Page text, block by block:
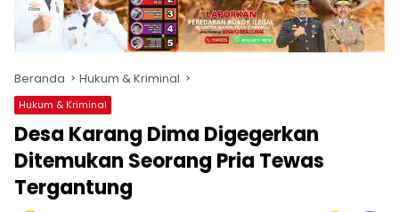
Beranda Hukum & Kriminal
Hukum & Kriminal
Desa Karang Dima Digegerkan
Ditemukan Seorang Pria Tewas
Tergantung